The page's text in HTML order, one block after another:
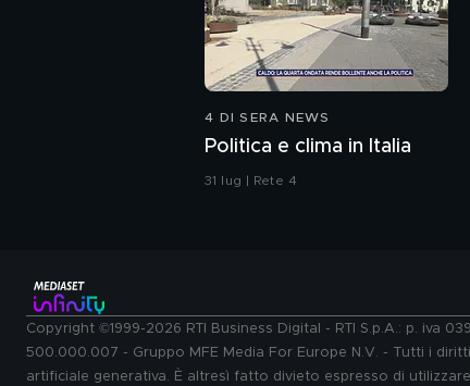
4 DI SERA NEWS
Politica e clima in Italia
31 lug | Rete 4
Copyright ©1999-2026 RTI Business Digital - RTI S.p.A.: p. iva
500.000.007 - Gruppo MFE Media For Europe N.V. - Tutti i
artificiale generativa. È altresì fatto divieto espresso di